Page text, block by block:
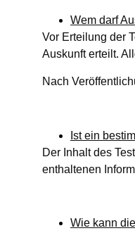
Wem darf
Vor Erteilung der
Auskunft erteilt.
Nach
Ist ein
Der Inhalt des
enthaltenen
Wie kann